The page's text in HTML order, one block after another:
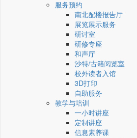
服务预约
南北配楼报告厅
展览展示服务
研讨室
研修专座
和声厅
沙特/古籍阅览室
校外读者入馆
3D打印
自助服务
教学与培训
一小时讲座
定制讲座
信息素养课